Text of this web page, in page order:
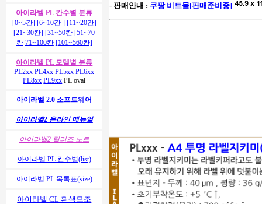
아이라벨 PL 칸수별 분류
[0~5칸] [6~10칸 ] [11~20칸]
[21~30칸] [31~50칸] 51~70
칸 71~100칸 [101~560칸]
아이라벨 PL 모델별 분류
PL2xx PL4xx PL5xx PL6xx
PL8xx PL9xx PL oval
아이라벨 2.0 소프트웨어
아이라벨2 온라인 메뉴얼
아이라벨2 릴리즈 노트
아이라벨 PL 칸수별(list)
아이라벨 PL 목록표(size)
아이라벨 CL 흰색모조
- 판매안내 : 쿠팡 비트몰[판매준비중]